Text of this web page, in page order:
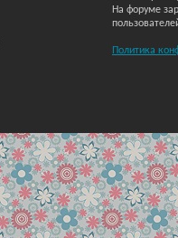
На форуме
Политика